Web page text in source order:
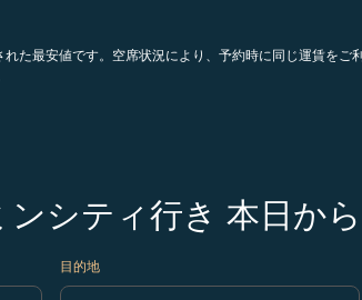
た最安値です。空席状況により、予約時に同じ運賃を
シティ行き 本日か
目的地